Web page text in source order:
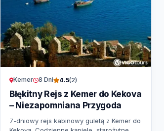
Kemer 8 Dni 4.5(2)
Błękitny Rejs z Kemer do Kekova
– Niezapomniana Przygoda
7-dniowy rejs kabinowy guletą z Kemer do